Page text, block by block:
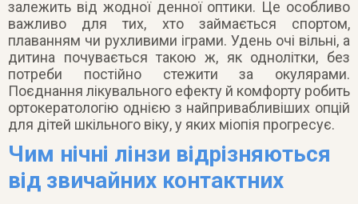
залежить від жодної денної оптики. Це особливо
важливо для тих, хто займається спортом,
плаванням чи рухливими іграми. Удень очі вільні, а
дитина почувається такою ж, як однолітки, без
потреби постійно стежити за окулярами.
Поєднання лікувального ефекту й комфорту робить
ортокератологію однією з найпривабливіших опцій
для дітей шкільного віку, у яких міопія прогресує.
Чим нічні лінзи відрізняються
від звичайних контактних